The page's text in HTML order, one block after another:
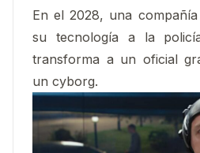
En el 2028, una
su tecnología a la
transforma a un oficial
un cyborg.